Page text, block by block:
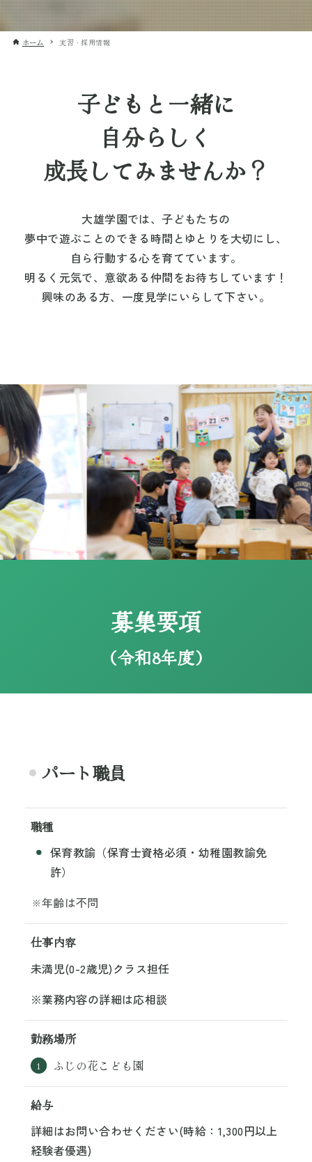
ホーム 実習・採用情報
子どもと一緒に
自分らしく
成長してみませんか？
大雄学園では、子どもたちの
夢中で遊ぶことのできる時間とゆとりを大切にし、
自ら行動する心を育てています。
明るく元気で、意欲ある仲間をお待ちしています！
興味のある方、一度見学にいらして下さい。
募集要項
（令和8年度）
パート職員
職種
保育教諭（保育士資格必須・幼稚園教諭免
許）
年齢は不問
仕事内容
未満児(0-2歳児)クラス担任
※業務内容の詳細は応相談
勤務場所
ふじの花こども園
給与
詳細はお問い合わせください(時給：1,300円以上
経験者優遇)